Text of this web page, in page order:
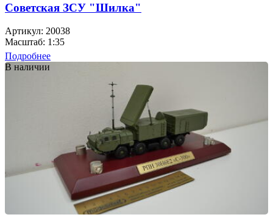
Советская ЗСУ "Шилка"
Артикул: 20038
Масштаб: 1:35
Подробнее
В наличии